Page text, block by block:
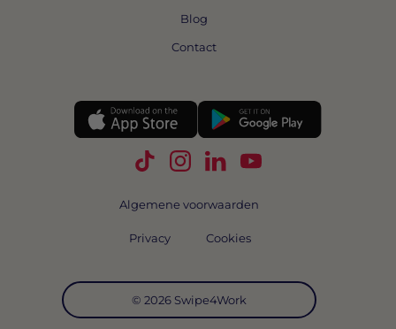
Blog
Contact
Volg Swipe4Work op TikTok
Volg Swipe4Work op
Volg Swipe4Work op
Volg Swipe4Work
© 2026 Swipe4Work
Algemene voorwaarden
Privacy Cookies